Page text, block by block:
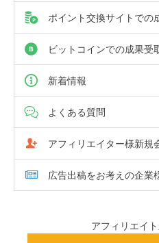
ポイント交換サイトでの
ビットコインでの成果受
新着情報
よくある質問
アフィリエイター様新規
広告出稿をお考えの企業
アフィリエイ